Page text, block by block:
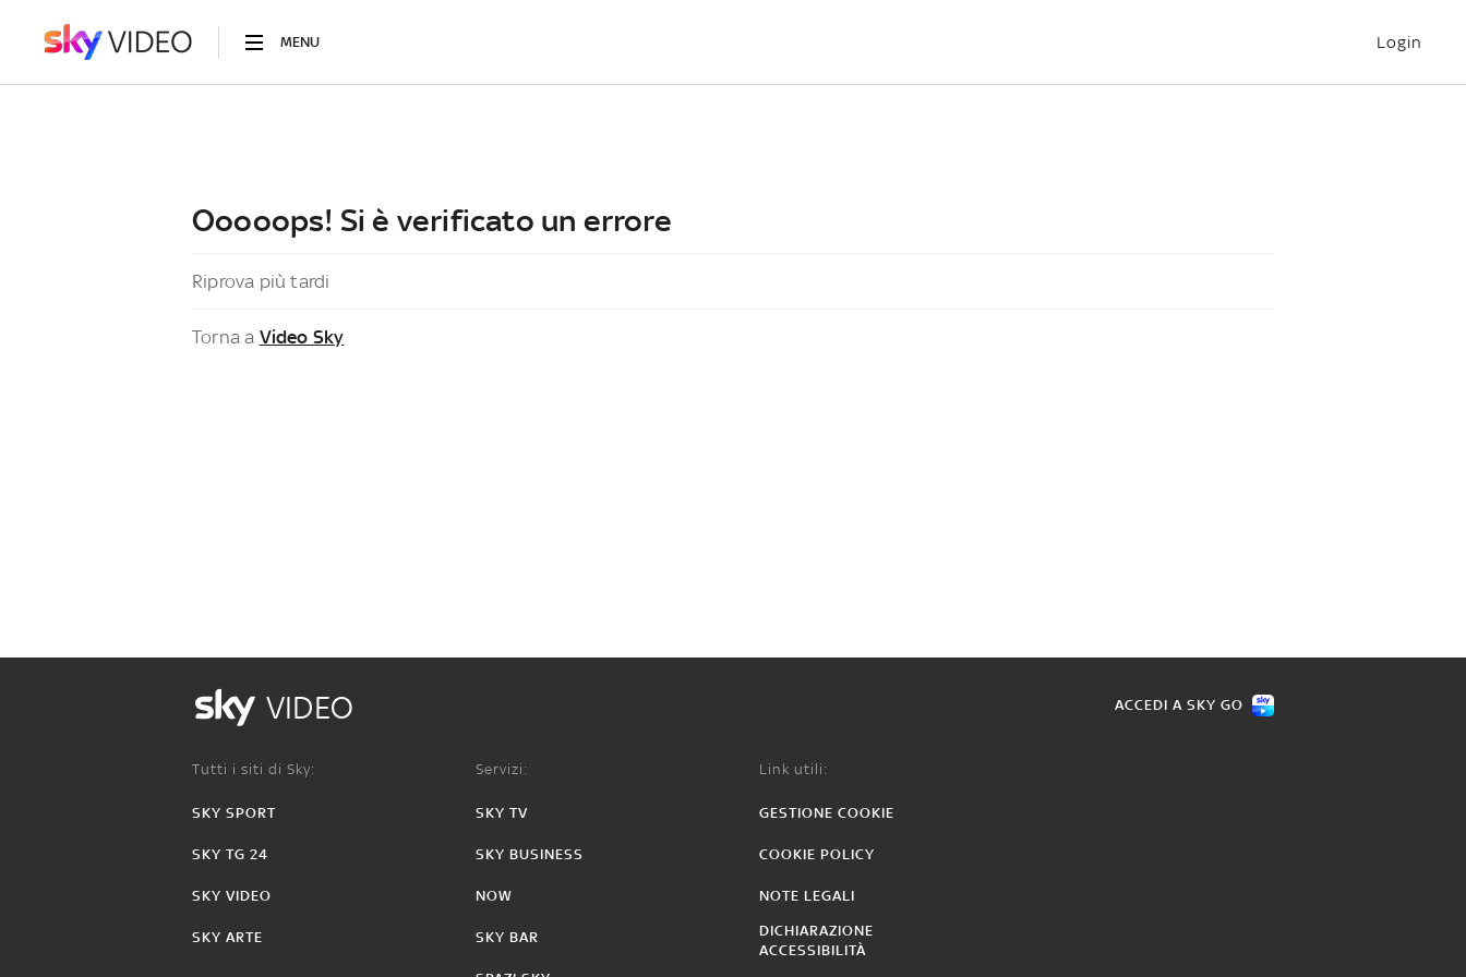
MENU Login
Ooooops! Si è verificato un errore
Riprova più tardi
Torna a Video Sky
VIDEO ACCEDI A SKY GO
Tutti i siti di Sky:
SKY SPORT
SKY TG 24
SKY VIDEO
SKY ARTE
Servizi:
SKY TV
SKY BUSINESS
NOW
SKY BAR
Link utili:
GESTIONE COOKIE
COOKIE POLICY
NOTE LEGALI
DICHIARAZIONE
ACCESSIBILITÀ